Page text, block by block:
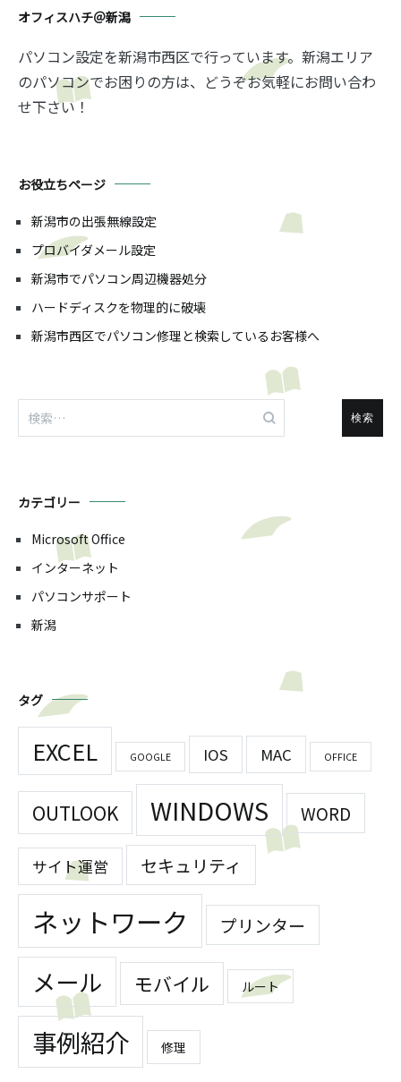
オフィスハチ＠新潟
パソコン設定を新潟市西区で行っています。新潟エリア
のパソコンでお困りの方は、どうぞお気軽にお問い合わ
せ下さい！
お役立ちページ
新潟市の出張無線設定
プロバイダメール設定
新潟市でパソコン周辺機器処分
ハードディスクを物理的に破壊
新潟市西区でパソコン修理と検索しているお客様へ
検
索:
カテゴリー
Microsoft Office
インターネット
パソコンサポート
新潟
タグ
EXCEL GOOGLE IOS MAC OFFICE
OUTLOOK WINDOWS WORD
サイト運営 セキュリティ
ネットワーク プリンター
メール モバイル ルート
事例紹介 修理